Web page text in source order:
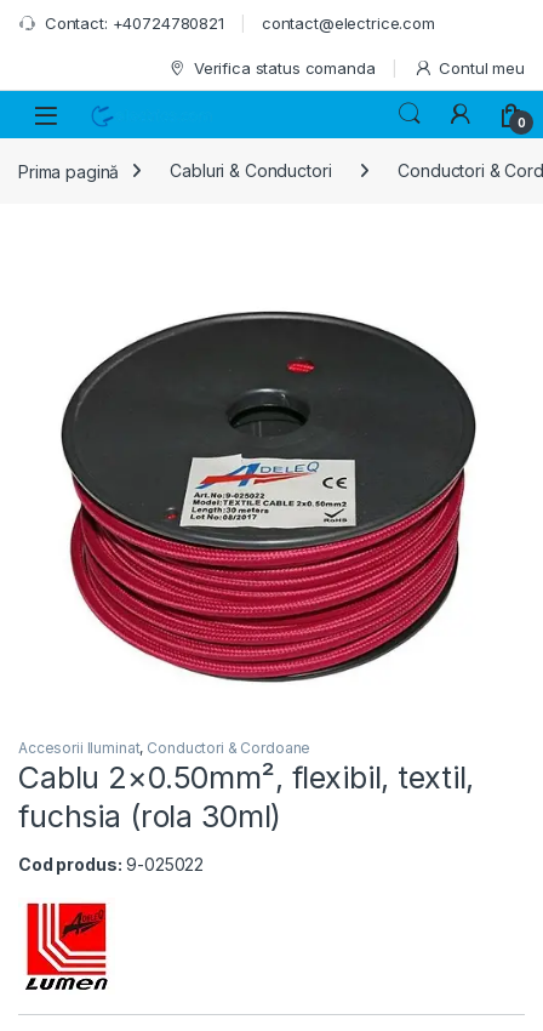
Skip to navigation
Skip to content
Contact: +40724780821 contact@electrice.com
Verifica status comanda Contul meu
0
Prima pagină Cabluri & Conductori Conductori &
Accesorii Iluminat, Conductori & Cordoane
Cablu 2×0.50mm², flexibil, textil,
fuchsia (rola 30ml)
Cod produs: 9-025022